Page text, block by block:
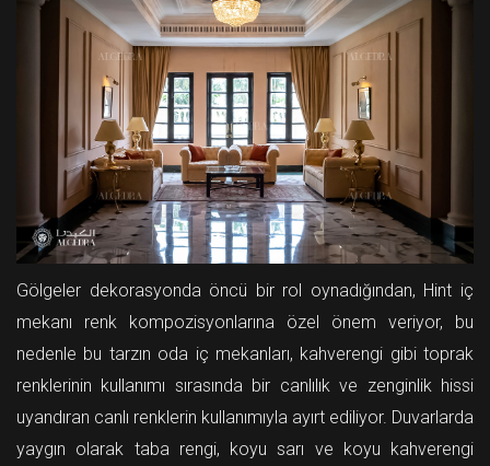
Gölgeler dekorasyonda öncü bir rol oynadığından, Hint iç
mekanı renk kompozisyonlarına özel önem veriyor, bu
nedenle bu tarzın oda iç mekanları, kahverengi gibi toprak
renklerinin kullanımı sırasında bir canlılık ve zenginlik hissi
uyandıran canlı renklerin kullanımıyla ayırt ediliyor. Duvarlarda
yaygın olarak taba rengi, koyu sarı ve koyu kahverengi